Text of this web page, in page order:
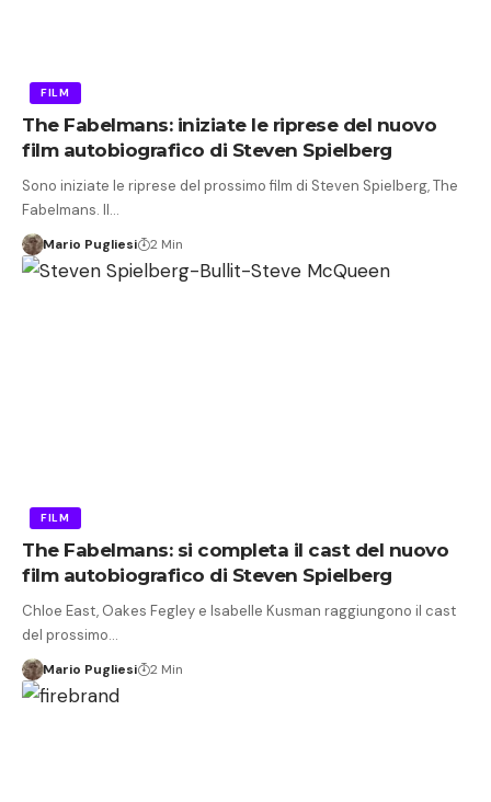
FILM
The Fabelmans: iniziate le riprese del nuovo
film autobiografico di Steven Spielberg
Sono iniziate le riprese del prossimo film di Steven Spielberg, The
Fabelmans. Il…
Mario Pugliesi 2 Min
FILM
The Fabelmans: si completa il cast del nuovo
film autobiografico di Steven Spielberg
Chloe East, Oakes Fegley e Isabelle Kusman raggiungono il cast
del prossimo…
Mario Pugliesi 2 Min